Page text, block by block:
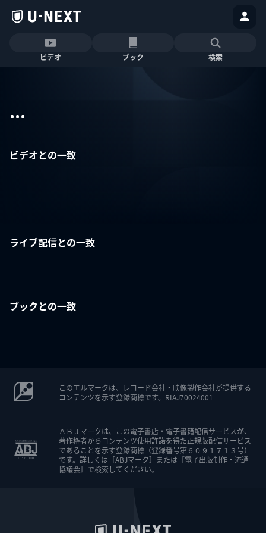
ビデオ ブック 検索
...
ビデオとの一致
ライブ配信との一致
ブックとの一致
このエルマークは、レコード会社・映像製作会社が提供する
コンテンツを示す登録商標です。RIAJ70024001
ＡＢＪマークは、この電子書店・電子書籍配信サービスが、
著作権者からコンテンツ使用許諾を得た正規版配信サービス
であることを示す登録商標（登録番号第６０９１７１３号）
です。詳しくは［ABJマーク］または［電子出版制作・流通
協議会］で検索してください。